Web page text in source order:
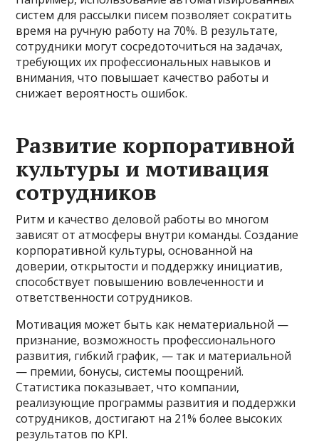
систем для рассылки писем позволяет сократить
время на ручную работу на 70%. В результате,
сотрудники могут сосредоточиться на задачах,
требующих их профессиональных навыков и
внимания, что повышает качество работы и
снижает вероятность ошибок.
Развитие корпоративной
культуры и мотивация
сотрудников
Ритм и качество деловой работы во многом
зависят от атмосферы внутри команды. Создание
корпоративной культуры, основанной на
доверии, открытости и поддержку инициатив,
способствует повышению вовлеченности и
ответственности сотрудников.
Мотивация может быть как нематериальной —
признание, возможность профессионального
развития, гибкий график, — так и материальной
— премии, бонусы, системы поощрений.
Статистика показывает, что компании,
реализующие программы развития и поддержки
сотрудников, достигают на 21% более высоких
результатов по KPI.